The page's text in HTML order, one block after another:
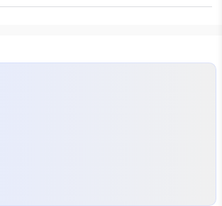
접 못 가고, 그렇다고 용돈만